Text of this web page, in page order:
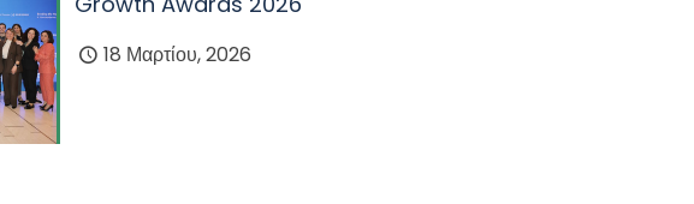
18 Μαρτίου, 2026